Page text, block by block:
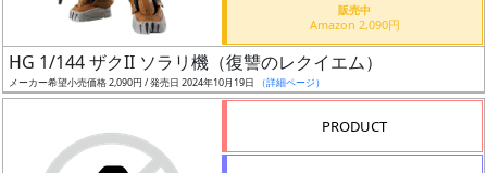
割
引
販売中
Amazon 2,090円
HG 1/144 ザクII ソラリ機（復讐のレクイエム）
メーカー希望小売価格 2,090円 / 発売日 2024年10月19日 （詳細ページ）
PRODUCT